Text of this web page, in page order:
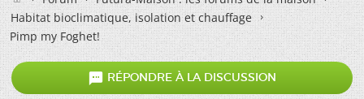
Habitat bioclimatique, isolation et chauffage
Pimp my Foghet!
 RÉPONDRE À LA DISCUSSION